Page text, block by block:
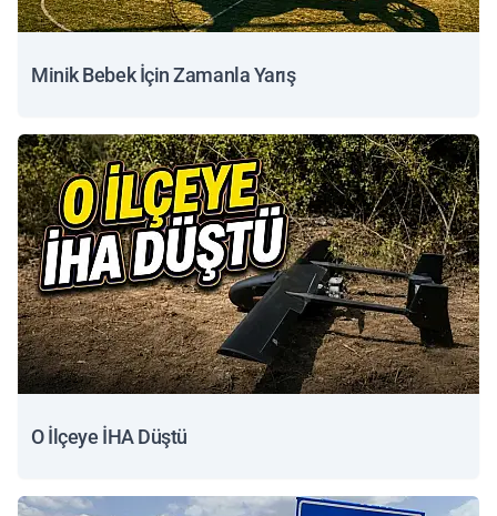
Minik Bebek İçin Zamanla Yarış
O İlçeye İHA Düştü